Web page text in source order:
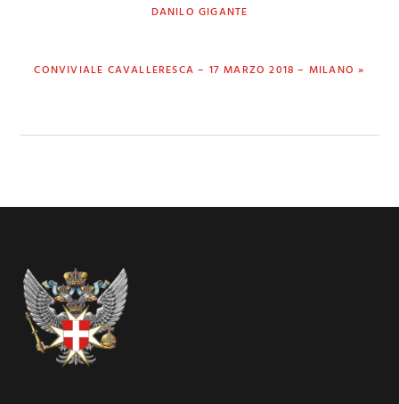
DANILO GIGANTE
NEXT
CONVIVIALE CAVALLERESCA – 17 MARZO 2018 – MILANO »
Footer